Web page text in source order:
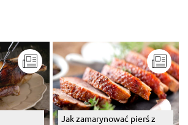
Jak zamarynować pierś z